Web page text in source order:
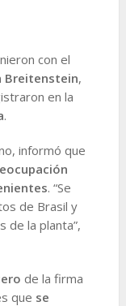
con el
Breitenstein,
en la
.
informó que
. “Se
de Brasil y
de la planta”,
de la firma
que se